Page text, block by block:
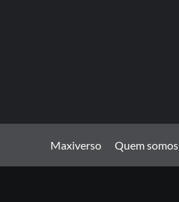
Maxiverso Quem somos